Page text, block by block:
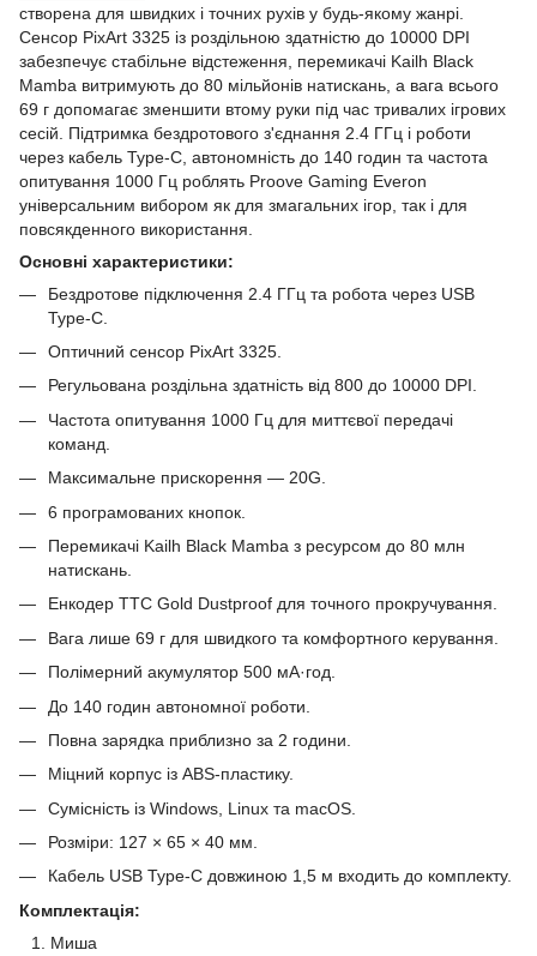
створена для швидких і точних рухів у будь-якому жанрі.
Сенсор PixArt 3325 із роздільною здатністю до 10000 DPI
забезпечує стабільне відстеження, перемикачі Kailh Black
Mamba витримують до 80 мільйонів натискань, а вага всього
69 г допомагає зменшити втому руки під час тривалих ігрових
сесій. Підтримка бездротового з'єднання 2.4 ГГц і роботи
через кабель Type-C, автономність до 140 годин та частота
опитування 1000 Гц роблять Proove Gaming Everon
універсальним вибором як для змагальних ігор, так і для
повсякденного використання.
Основні характеристики:
Бездротове підключення 2.4 ГГц та робота через USB
Type-C.
Оптичний сенсор PixArt 3325.
Регульована роздільна здатність від 800 до 10000 DPI.
Частота опитування 1000 Гц для миттєвої передачі
команд.
Максимальне прискорення — 20G.
6 програмованих кнопок.
Перемикачі Kailh Black Mamba з ресурсом до 80 млн
натискань.
Енкодер TTC Gold Dustproof для точного прокручування.
Вага лише 69 г для швидкого та комфортного керування.
Полімерний акумулятор 500 мА·год.
До 140 годин автономної роботи.
Повна зарядка приблизно за 2 години.
Міцний корпус із ABS-пластику.
Сумісність із Windows, Linux та macOS.
Розміри: 127 × 65 × 40 мм.
Кабель USB Type-C довжиною 1,5 м входить до комплекту.
Комплектація:
Миша